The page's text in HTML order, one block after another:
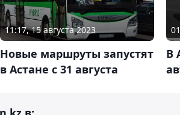
11:17, 15 августа 2023
Новые маршруты запустят
в Астане с 31 августа
В